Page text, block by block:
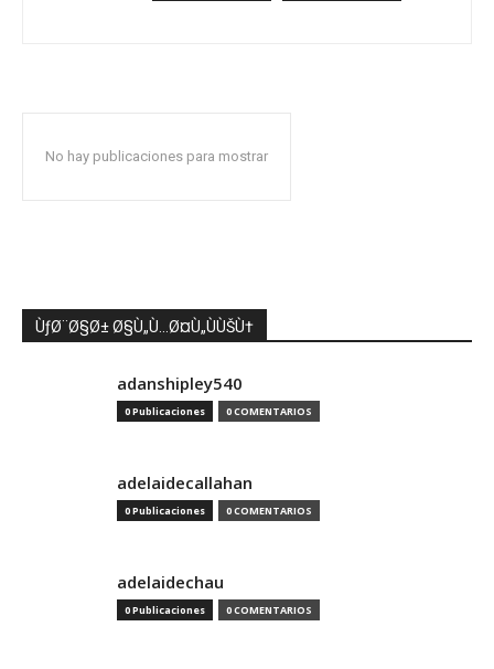
No hay publicaciones para mostrar
ÙƒØ¨Ø§Ø± Ø§Ù„Ù…Ø¤Ù„ÙÙŠÙ†
adanshipley540
0 Publicaciones 0 COMENTARIOS
adelaidecallahan
0 Publicaciones 0 COMENTARIOS
adelaidechau
0 Publicaciones 0 COMENTARIOS